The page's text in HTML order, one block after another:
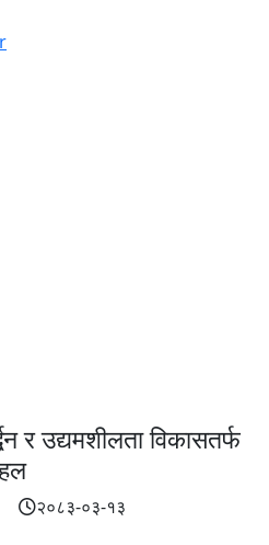
र उद्यमशीलता विकासतर्फ
२०८३-०३-१३